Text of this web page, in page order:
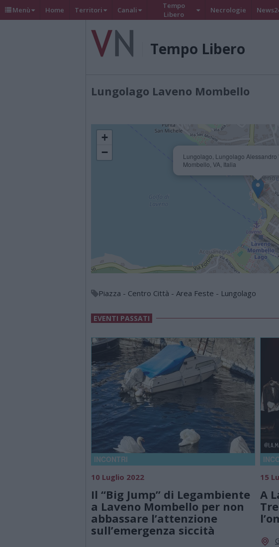
Menù Home Territori Canali
Tempo
Libero
Necrologie
Tempo Libero
Lungolago Laveno Mombello
Lungolago, Lungolago Alessandro
Mombello, VA, Italia
+
−
Piazza - Centro Città - Area Feste - Lungolago
EVENTI PASSATI
INCONTRI
10 Luglio 2022
Il “Big Jump” di Legambiente
a Laveno Mombello per non
abbassare l’attenzione
sull’emergenza siccità
15
A